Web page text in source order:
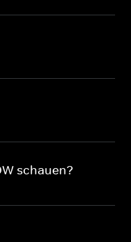
schauen?